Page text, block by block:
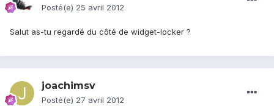
Posté(e) 25 avril 2012
Salut as-tu regardé du côté de widget-locker ?
joachimsv
Posté(e) 27 avril 2012